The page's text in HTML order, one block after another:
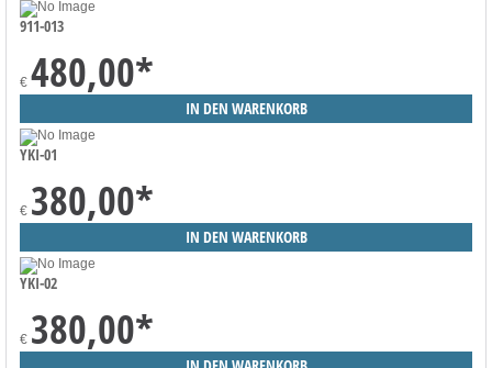
911-013
€ 480,00*
YKI-01
€ 380,00*
YKI-02
€ 380,00*